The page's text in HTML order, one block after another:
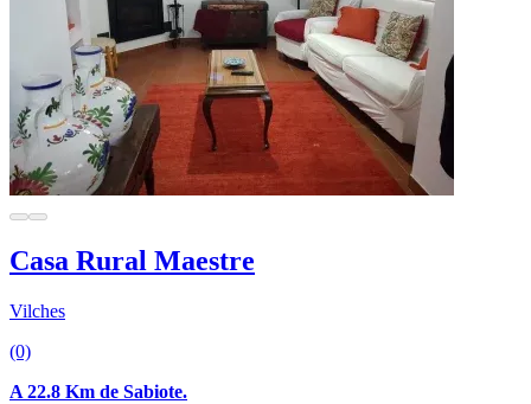
Casa Rural Maestre
Vilches
(0)
A 22.8 Km de Sabiote.